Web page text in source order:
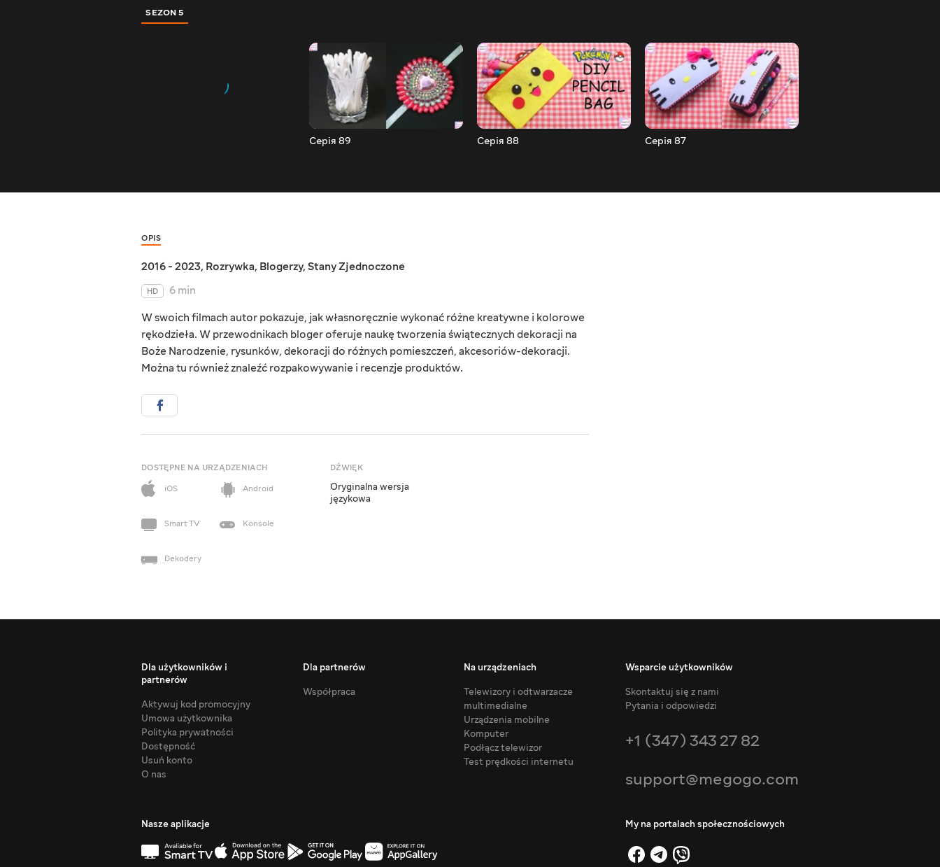
SEZON 5
Серія 89 Серія 88 Серія 87
OPIS
2016 - 2023, Rozrywka, Blogerzy, Stany Zjednoczone
HD
6 min
W swoich filmach autor pokazuje, jak własnoręcznie wykonać różne kreatywne i kolorowe
rękodzieła. W przewodnikach bloger oferuje naukę tworzenia świątecznych dekoracji na
Boże Narodzenie, rysunków, dekoracji do różnych pomieszczeń, akcesoriów-dekoracji.
Można tu również znaleźć rozpakowywanie i recenzje produktów.
DOSTĘPNE NA URZĄDZENIACH
iOS
Android
Smart TV Konsole
Dekodery
DŹWIĘK
Oryginalna wersja
językowa
Dla użytkowników i
partnerów
Aktywuj kod promocyjny
Umowa użytkownika
Polityka prywatności
Dostępność
Usuń konto
O nas
Dla partnerów
Współpraca
Na urządzeniach
Telewizory i odtwarzacze
multimedialne
Urządzenia mobilne
Komputer
Podłącz telewizor
Test prędkości internetu
Wsparcie użytkowników
Skontaktuj się z nami
Pytania i odpowiedzi
+1 (347) 343 27 82
support@megogo.com
Nasze aplikacje My na portalach społecznościowych